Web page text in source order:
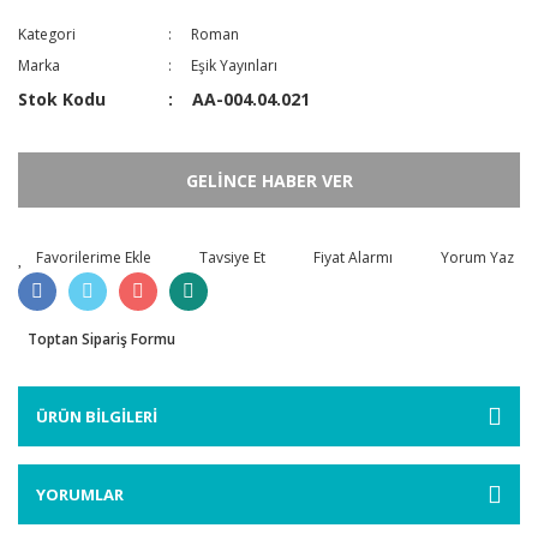
Kategori
Roman
Marka
Eşik Yayınları
Stok Kodu AA-004.04.021
GELİNCE HABER VER
Tavsiye Et Fiyat Alarmı Yorum Yaz
Toptan Sipariş Formu
ÜRÜN BİLGİLERİ
YORUMLAR